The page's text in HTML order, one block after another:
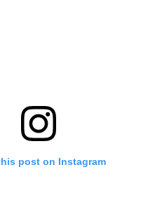
post on Instagram